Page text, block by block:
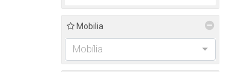
Mobilia
Mobília